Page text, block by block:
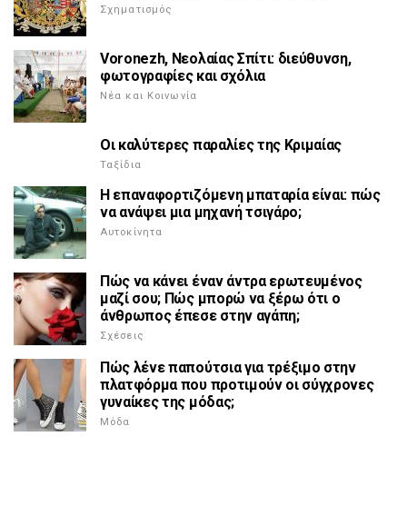
Σχηματισμός
Voronezh, Νεολαίας Σπίτι: διεύθυνση,
φωτογραφίες και σχόλια
Νέα και Κοινωνία
Οι καλύτερες παραλίες της Κριμαίας
Ταξίδια
Η επαναφορτιζόμενη μπαταρία είναι: πώς
να ανάψει μια μηχανή τσιγάρο;
Αυτοκίνητα
Πώς να κάνει έναν άντρα ερωτευμένος
μαζί σου; Πώς μπορώ να ξέρω ότι ο
άνθρωπος έπεσε στην αγάπη;
Σχέσεις
Πώς λένε παπούτσια για τρέξιμο στην
πλατφόρμα που προτιμούν οι σύγχρονες
γυναίκες της μόδας;
Μόδα